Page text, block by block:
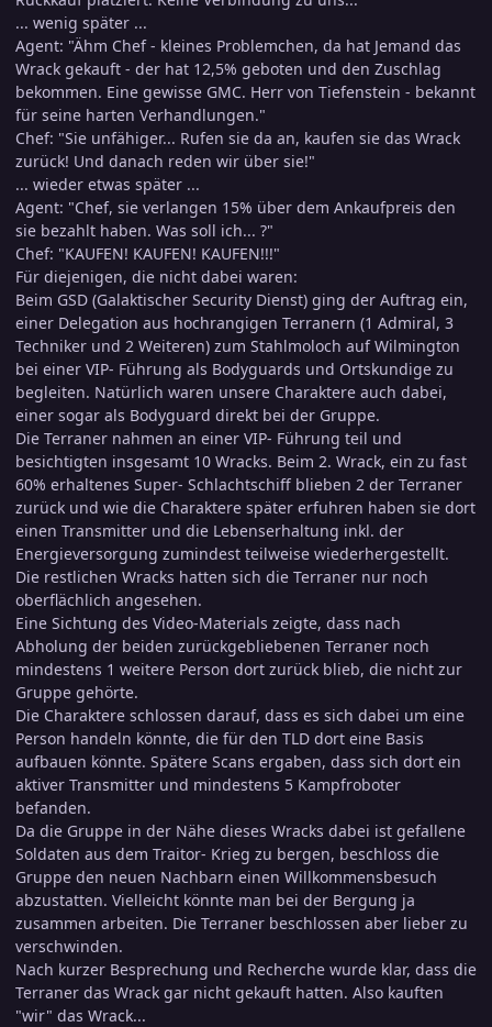
... wenig später ...
Agent: "Ähm Chef - kleines Problemchen, da hat Jemand das
Wrack gekauft - der hat 12,5% geboten und den Zuschlag
bekommen. Eine gewisse GMC. Herr von Tiefenstein - bekannt
für seine harten Verhandlungen."
Chef: "Sie unfähiger... Rufen sie da an, kaufen sie das Wrack
zurück! Und danach reden wir über sie!"
... wieder etwas später ...
Agent: "Chef, sie verlangen 15% über dem Ankaufpreis den
sie bezahlt haben. Was soll ich... ?"
Chef: "KAUFEN! KAUFEN! KAUFEN!!!"
Für diejenigen, die nicht dabei waren:
Beim GSD (Galaktischer Security Dienst) ging der Auftrag ein,
einer Delegation aus hochrangigen Terranern (1 Admiral, 3
Techniker und 2 Weiteren) zum Stahlmoloch auf Wilmington
bei einer VIP- Führung als Bodyguards und Ortskundige zu
begleiten. Natürlich waren unsere Charaktere auch dabei,
einer sogar als Bodyguard direkt bei der Gruppe.
Die Terraner nahmen an einer VIP- Führung teil und
besichtigten insgesamt 10 Wracks. Beim 2. Wrack, ein zu fast
60% erhaltenes Super- Schlachtschiff blieben 2 der Terraner
zurück und wie die Charaktere später erfuhren haben sie dort
einen Transmitter und die Lebenserhaltung inkl. der
Energieversorgung zumindest teilweise wiederhergestellt.
Die restlichen Wracks hatten sich die Terraner nur noch
oberflächlich angesehen.
Eine Sichtung des Video-Materials zeigte, dass nach
Abholung der beiden zurückgebliebenen Terraner noch
mindestens 1 weitere Person dort zurück blieb, die nicht zur
Gruppe gehörte.
Die Charaktere schlossen darauf, dass es sich dabei um eine
Person handeln könnte, die für den TLD dort eine Basis
aufbauen könnte. Spätere Scans ergaben, dass sich dort ein
aktiver Transmitter und mindestens 5 Kampfroboter
befanden.
Da die Gruppe in der Nähe dieses Wracks dabei ist gefallene
Soldaten aus dem Traitor- Krieg zu bergen, beschloss die
Gruppe den neuen Nachbarn einen Willkommensbesuch
abzustatten. Vielleicht könnte man bei der Bergung ja
zusammen arbeiten. Die Terraner beschlossen aber lieber zu
verschwinden.
Nach kurzer Besprechung und Recherche wurde klar, dass die
Terraner das Wrack gar nicht gekauft hatten. Also kauften
"wir" das Wrack...